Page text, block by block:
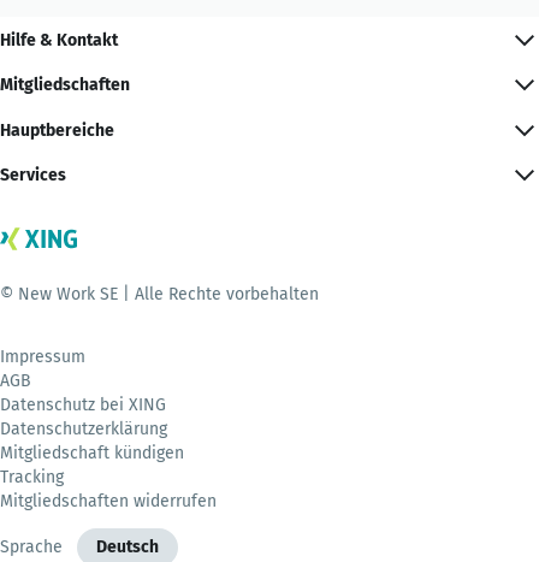
Hilfe & Kontakt
Mitgliedschaften
Hauptbereiche
Services
© New Work SE | Alle Rechte vorbehalten
Impressum
AGB
Datenschutz bei XING
Datenschutzerklärung
Mitgliedschaft kündigen
Tracking
Mitgliedschaften widerrufen
Sprache Deutsch